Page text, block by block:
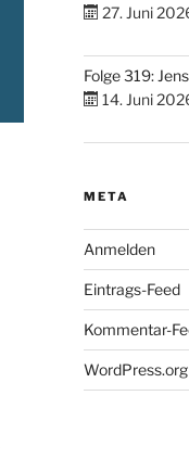
27. Juni
Folge 319:
14. Juni
META
Anmelden
Eintrags-Feed
Kommentar-
WordPress.org